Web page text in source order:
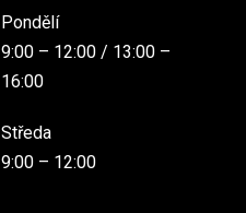
Pondělí
9:00 – 12:00 / 13:00 –
16:00
Středa
9:00 – 12:00